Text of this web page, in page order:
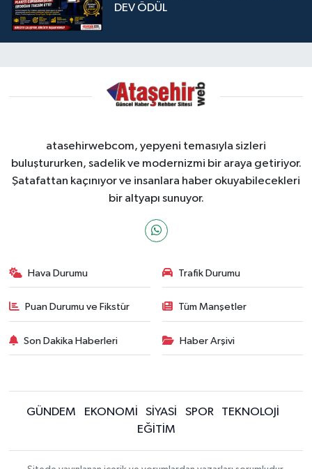
DEV ÖDÜL
atasehirwebcom, yepyeni temasıyla sizleri
buluştururken, sadelik ve modernizmi bir araya getiriyor.
Şatafattan kaçınıyor ve insanlara haber okuyabilecekleri
bir altyapı sunuyor.
Hava Durumu Trafik Durumu
Puan Durumu ve Fikstür Tüm Manşetler
Son Dakika Haberleri Haber Arşivi
GÜNDEM EKONOMİ SİYASİ SPOR
TEKNOLOJİ
EĞİTİM